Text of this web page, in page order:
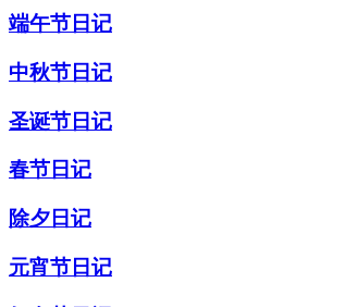
端午节日记
中秋节日记
圣诞节日记
春节日记
除夕日记
元宵节日记